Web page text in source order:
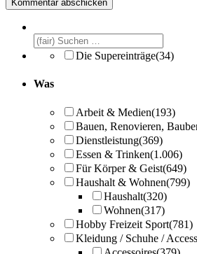
Die Supereinträge(34)
Was
Arbeit & Medien(193)
Bauen, Renovieren,
Dienstleistung(369)
Essen & Trinken(1.006)
Für Körper & Geist(649)
Haushalt & Wohnen(799)
Haushalt(320)
Wohnen(317)
Hobby Freizeit Sport(781)
Kleidung / Schuhe /